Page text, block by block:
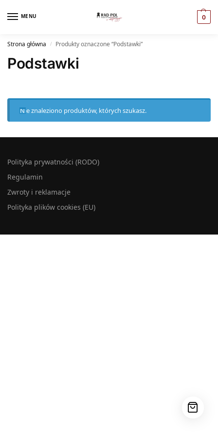
MENU 0
Strona główna / Produkty oznaczone “Podstawki”
Podstawki
Nie znaleziono produktów, których szukasz.
Polityka prywatności (RODO)
Regulamin
Zwroty i reklamacje
Polityka plików cookies (EU)